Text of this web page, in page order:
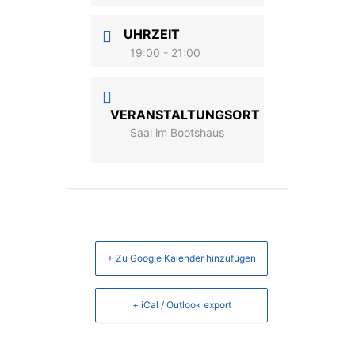
UHRZEIT
19:00 - 21:00
VERANSTALTUNGSORT
Saal im Bootshaus
+ Zu Google Kalender hinzufügen
+ iCal / Outlook export